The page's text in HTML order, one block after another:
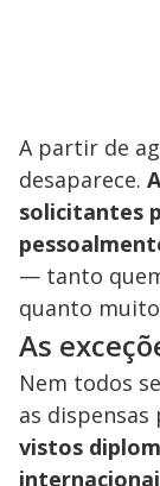
A partir de
desaparece.
solicitantes
— tanto
quanto
As
Nem todos
as
vistos